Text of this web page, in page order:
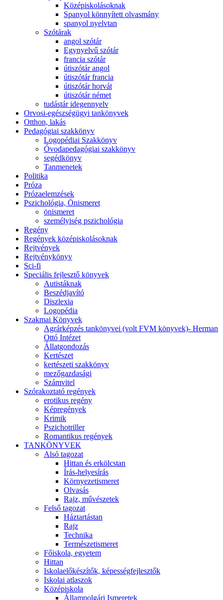
Középiskolásoknak
Spanyol könnyített olvasmány
spanyol nyelvtan
Szótárak
angol szótár
Egynyelvű szótár
francia szótár
útiszótár angol
útiszótár francia
útiszótár horvát
útiszótár német
tudástár idegennyelv
Orvosi-egészségügyi tankönyvek
Otthon, lakás
Pedagógiai szakkönyv
Logopédiai Szakkönyv
Óvodapedagógiai szakkönyv
segédkönyv
Tanmenetek
Politika
Próza
Prózaelemzések
Pszichológia, Önismeret
önismeret
személyiség pszichológia
Regény
Regények középiskolásoknak
Rejtvények
Rejtvénykönyv
Sci-fi
Speciális fejlesztő könyvek
Autistáknak
Beszédjavító
Diszlexia
Logopédia
Szakmai Könyvek
Agrárképzés tankönyvei (volt FVM könyvek)- Herman
Ottó Intézet
Állatgondozás
Kertészet
kertészeti szakkönyv
mezőgazdasági
Számvitel
Szórakoztató regények
erotikus regény
Képregények
Krimik
Pszichotriller
Romantikus regények
TANKÖNYVEK
Alsó tagozat
Hittan és erkölcstan
Írás-helyesírás
Környezetismeret
Olvasás
Rajz, művészetek
Felső tagozat
Háztartástan
Rajz
Technika
Természetismeret
Főiskola, egyetem
Hittan
Iskolaelőkészítők, képességfejlesztők
Iskolai atlaszok
Középiskola
Állampolgári Ismeretek